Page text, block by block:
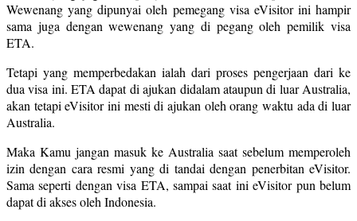
Wewenang yang dipunyai oleh pemegang visa eVisitor ini hampir
sama juga dengan wewenang yang di pegang oleh pemilik visa
ETA.
Tetapi yang memperbedakan ialah dari proses pengerjaan dari ke
dua visa ini. ETA dapat di ajukan didalam ataupun di luar Australia,
akan tetapi eVisitor ini mesti di ajukan oleh orang waktu ada di luar
Australia.
Maka Kamu jangan masuk ke Australia saat sebelum memperoleh
izin dengan cara resmi yang di tandai dengan penerbitan eVisitor.
Sama seperti dengan visa ETA, sampai saat ini eVisitor pun belum
dapat di akses oleh Indonesia.